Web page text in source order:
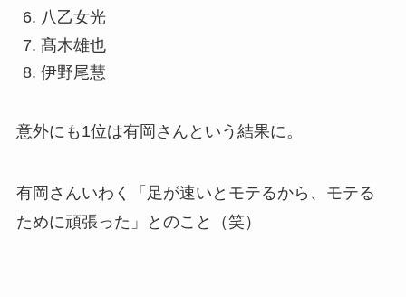
八乙女光
髙木雄也
伊野尾慧
意外にも1位は有岡さんという結果に。
有岡さんいわく「足が速いとモテるから、モテる
ために頑張った」とのこと（笑）